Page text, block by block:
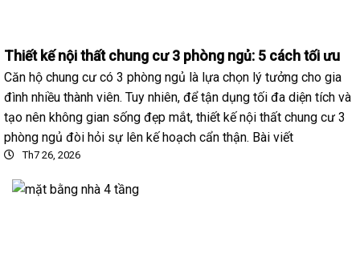
Thiết kế nội thất chung cư 3 phòng ngủ: 5 cách tối ưu
Căn hộ chung cư có 3 phòng ngủ là lựa chọn lý tưởng cho gia
đình nhiều thành viên. Tuy nhiên, để tận dụng tối đa diện tích và
tạo nên không gian sống đẹp mắt, thiết kế nội thất chung cư 3
phòng ngủ đòi hỏi sự lên kế hoạch cẩn thận. Bài viết
Th7 26, 2026